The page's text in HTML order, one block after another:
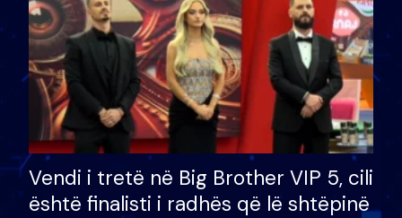
Vendi i tretë në Big Brother VIP 5, cili
është finalisti i radhës që lë shtëpinë